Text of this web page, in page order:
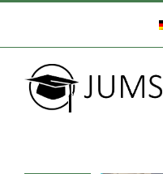
Zum
springen